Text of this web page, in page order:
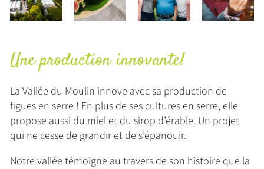
Une production innovante!
La Vallée du Moulin innove avec sa production de
figues en serre ! En plus de ses cultures en serre, elle
propose aussi du miel et du sirop d’érable. Un projet
qui ne cesse de grandir et de s’épanouir.
Notre vallée témoigne au travers de son histoire que la